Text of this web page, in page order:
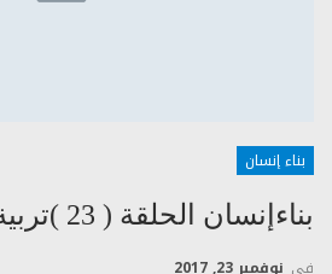
بناء إنسان
بناءإنسان الحلقة ( 23 )تربية الاطفال
في نوفمبر 23, 2017